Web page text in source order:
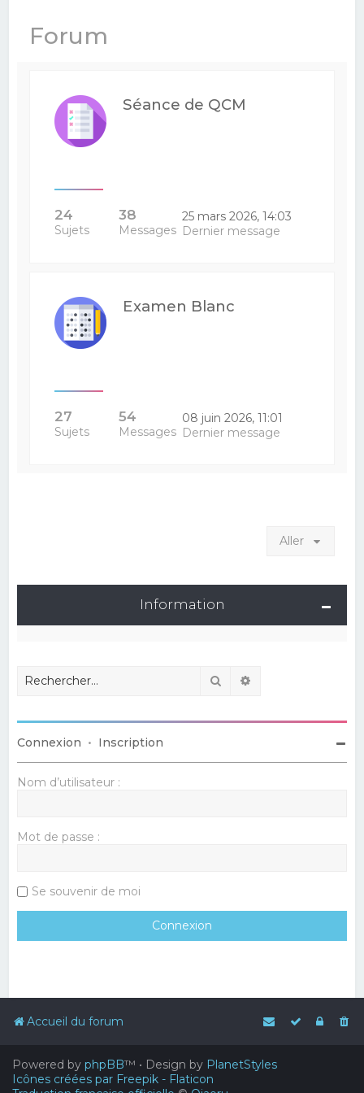
Forum
Séance de QCM
24
Sujets
38
Messages
25 mars 2026, 14:03
Dernier message
Examen Blanc
27
Sujets
54
Messages
08 juin 2026, 11:01
Dernier message
Aller
Information
Rechercher
Connexion • Inscription
Nom d’utilisateur :
Mot de passe :
Se souvenir de moi
Accueil du forum
Powered by phpBB™ • Design by PlanetStyles
Icônes créées par Freepik - Flaticon